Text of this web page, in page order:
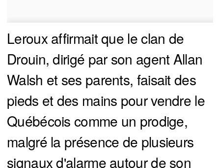
Leroux affirmait que le clan de
Drouin, dirigé par son agent Allan
Walsh et ses parents, faisait des
pieds et des mains pour vendre le
Québécois comme un prodige,
malgré la présence de plusieurs
signaux d'alarme autour de son